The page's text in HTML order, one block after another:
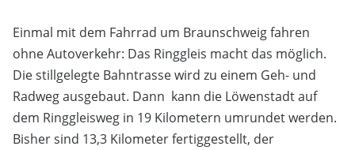
Einmal mit dem Fahrrad um Braunschweig fahren
ohne Autoverkehr: Das Ringgleis macht das möglich.
Die stillgelegte Bahntrasse wird zu einem Geh- und
Radweg ausgebaut. Dann kann die Löwenstadt auf
dem Ringgleisweg in 19 Kilometern umrundet werden.
Bisher sind 13,3 Kilometer fertiggestellt, der